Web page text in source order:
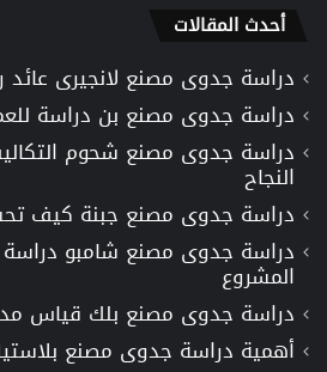
أحدث المقالات
دراسة جدوى مصنع لانجيرى عائد
دراسة جدوى مصنع بن دراسة
دراسة جدوى مصنع شحوم
النجاح
دراسة جدوى مصنع جبنة كيف
دراسة جدوى مصنع شامبو دراسة
المشروع
دراسة جدوى مصنع بلك قياس
أهمية دراسة جدوى مصنع